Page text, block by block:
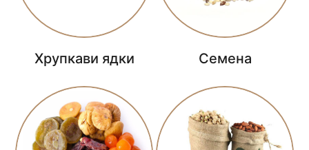
Хрупкави ядки Семена